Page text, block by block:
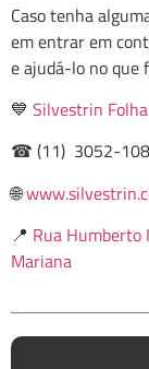
Caso tenha
em entrar em
e ajudá-lo no que
💙 Silvestrin
☎ (11) 3052-
🌐
📍 Rua
Mariana